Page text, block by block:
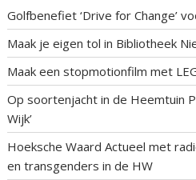
Golfbenefiet ‘Drive for Change’
Maak je eigen tol in Bibliotheek
Maak een stopmotionfilm met
Op soortenjacht in de Heemtuin
Wijk’
Hoeksche Waard Actueel met
en transgenders in de HW